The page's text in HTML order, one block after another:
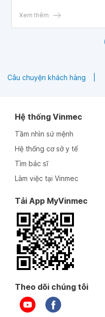
Xem thêm
Câu chuyện khách hàng
Hệ thống Vinmec
Tầm nhìn sứ mệnh
Hệ thống cơ sở y tế
Tìm bác sĩ
Làm việc tại Vinmec
Tải App MyVinmec
Theo dõi chúng tôi